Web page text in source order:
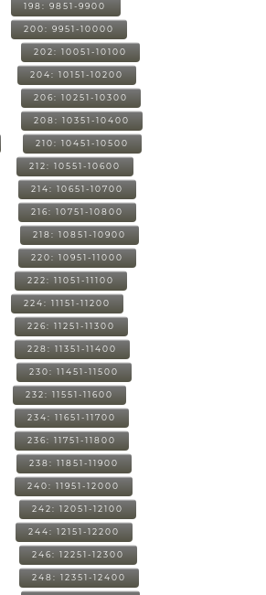
198: 9851-9900
200: 9951-10000
202: 10051-10100
204: 10151-10200
206: 10251-10300
208: 10351-10400
210: 10451-10500
212: 10551-10600
214: 10651-10700
216: 10751-10800
218: 10851-10900
220: 10951-11000
222: 11051-11100
224: 11151-11200
226: 11251-11300
228: 11351-11400
230: 11451-11500
232: 11551-11600
234: 11651-11700
236: 11751-11800
238: 11851-11900
240: 11951-12000
242: 12051-12100
244: 12151-12200
246: 12251-12300
248: 12351-12400